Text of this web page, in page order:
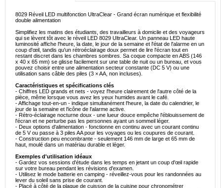
8029 Réveil LED multifonction UltraClear - Grand écran numérique et flexibilité
double alimentation
Simplifiez les matins des étudiants, des travailleurs à domicile et des voyageurs
qui se lèvent tôt avec le réveil LED 8029 UltraClear. Un panneau LED haute
luminosité affiche l'heure, la date, le jour de la semaine et l'état de l'alarme en un
coup d'œil, tandis qu'un rétroéclairage doux permet de lire l'écran tout en
restant discret dans les chambres sombres. Sa coque compacte en ABS (146
x 40 x 65 mm) se glisse facilement sur une table de nuit ou un bureau, et vous
pouvez choisir entre une alimentation secteur constante (DC 5 V) ou une
utilisation sans câble des piles (3 × AA, non incluses).
Caractéristiques et spécifications clés
- Chiffres LED grands et nets - voyez l'heure clairement de l'autre côté de la
pièce, même lorsque vous avez les yeux humides avant le café.
- Affichage tout-en-un - indique simultanément l'heure, la date du calendrier, le
jour de la semaine et l'icône de l'alarme active.
- Rétro-éclairage nocturne doux - une lueur douce empêche l'éblouissement de
l'écran et ne perturbe pas les personnes ayant un sommeil léger.
- Deux options d'alimentation - fonctionne en continu avec un courant continu
de 5 V ou passe à 3 piles AA pour les voyages ou les coupures de courant.
- Construction peu encombrante - seulement 146 mm de large et 65 mm de
haut, moulé dans un matériau durable et léger.
Exemples d'utilisation idéaux
- Gardez vos sessions d'étude dans les temps en jetant un coup d'œil rapide
sur votre bureau pendant les révisions d'examen.
- Utilisez le mode batterie en camping - réveillez-vous pour les randonnées au
lever du soleil sans prise de courant.
- Placé à côté de la plaque de cuisson de la cuisine pour chronométrer